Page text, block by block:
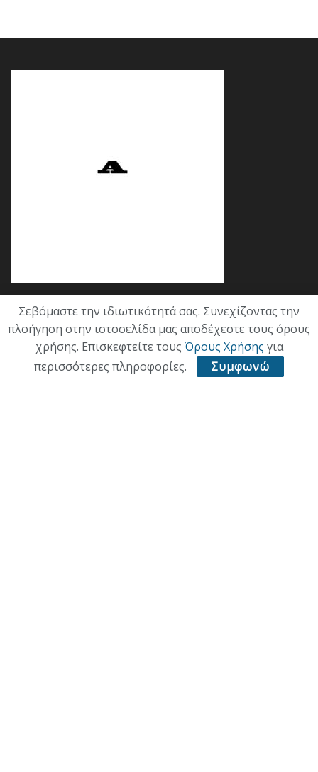
Κατηγορίες
ΕΠΙΚΑΙΡΟΤΗΤΑ
Σεβόμαστε την ιδιωτικότητά σας. Συνεχίζοντας την
πλοήγηση στην ιστοσελίδα μας αποδέχεστε τους όρους
χρήσης. Επισκεφτείτε τους Όρους Χρήσης για
περισσότερες πληροφορίες.
Συμφωνώ